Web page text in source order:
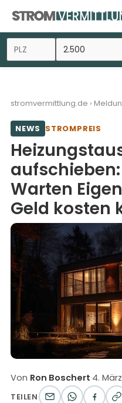
Inhalt
springen
stromvermittlung.de ›
NEWS STROMPREIS
Warten
Geld kosten
Von Ron Boschert·4.
TEILEN